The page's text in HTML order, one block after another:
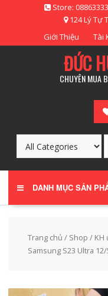
Store:
124 Lý Tự
Giới Thiệu
Tài
ĐỨC
CHUYÊN MUA
DANH MỤC SẢN
Trang chủ / Shop / KH
Samsung S23 Ultra